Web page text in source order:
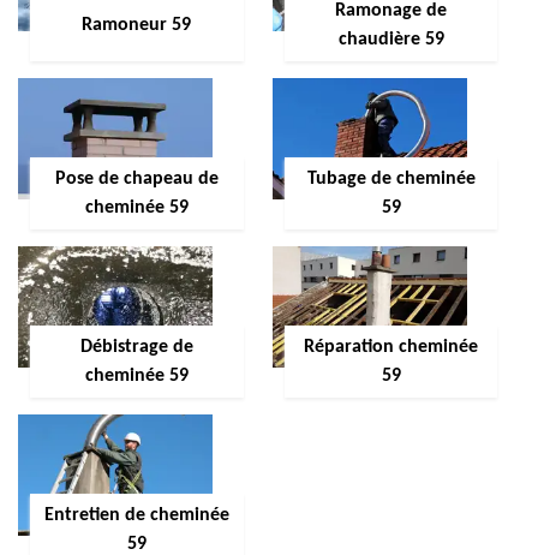
Ramoneur 59
Ramonage de
chaudière 59
Pose de chapeau de
cheminée 59
Tubage de cheminée
59
Débistrage de
cheminée 59
Réparation cheminée
59
Entretien de cheminée
59